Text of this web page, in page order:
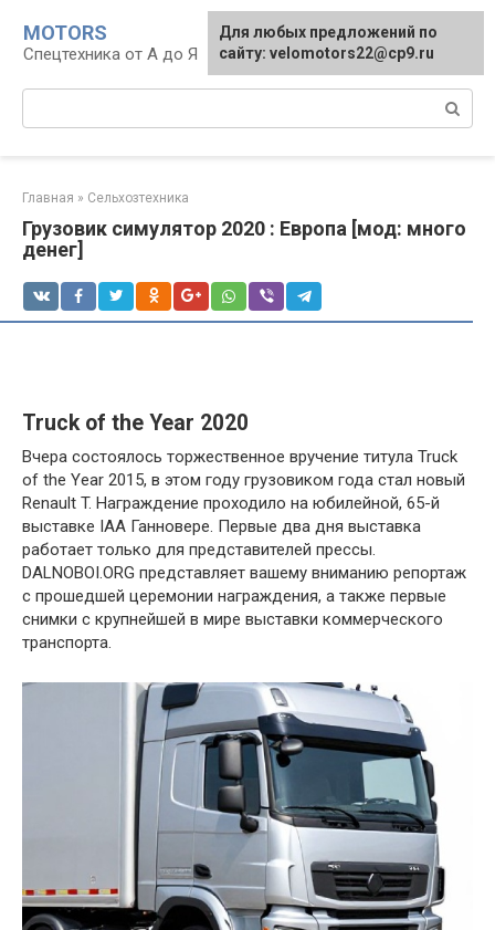
контенту
MOTORS
Спецтехника от А до Я
Главная » Сельхозтехника
Грузовик симулятор 2020 : Европа [мод: много
денег]
Truck of the Year 2020
Вчера состоялось торжественное вручение титула Truck
of the Year 2015, в этом году грузовиком года стал новый
Renault T. Награждение проходило на юбилейной, 65-й
выставке IAA Ганновере. Первые два дня выставка
работает только для представителей прессы.
DALNOBOI.ORG представляет вашему вниманию репортаж
с прошедшей церемонии награждения, а также первые
снимки с крупнейшей в мире выставки коммерческого
транспорта.
Для любых предложений по
сайту: velomotors22@cp9.ru